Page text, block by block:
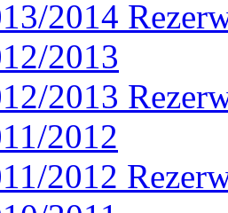
2014
2013
2013
2012
2012